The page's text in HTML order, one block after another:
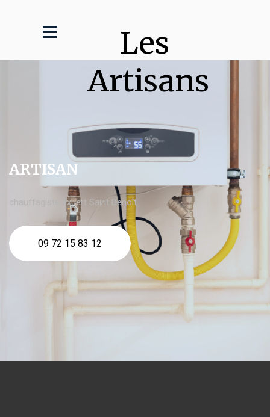
Les
Artisans
ARTISAN
chauffagiste expert Saint Benoît
09 72 15 83 12